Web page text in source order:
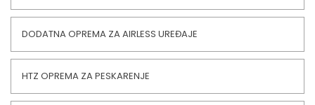
DODATNA OPREMA ZA AIRLESS UREĐAJE
HTZ OPREMA ZA PESKARENJE